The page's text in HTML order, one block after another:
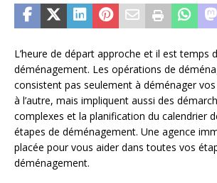
L’heure de départ approche et il est temps
déménagement. Les opérations de
consistent pas seulement à déménager vos
à l’autre, mais impliquent aussi des
complexes et la planification du calendrier
étapes de déménagement. Une agence
placée pour vous aider dans toutes vos
déménagement.